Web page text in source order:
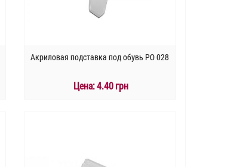
Акриловая подставка под обувь РО 028
Цена:4.40 грн